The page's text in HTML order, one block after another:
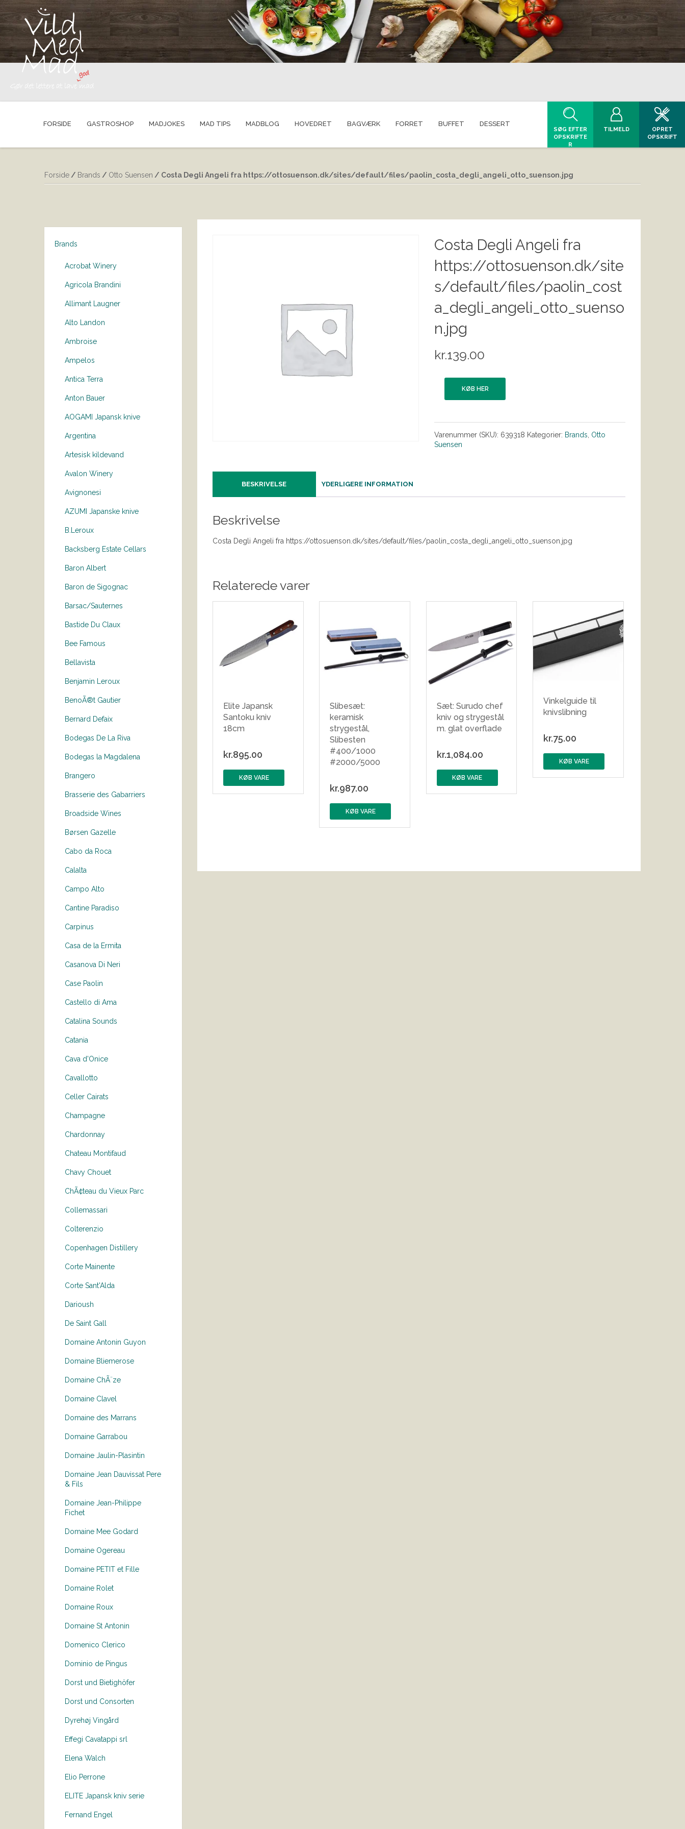
FORSIDE GASTROSHOP MADJOKES MAD TIPS MADBLOG HOVEDRET BAGVÆRK FORRET BUFFET DESSERT
SØG EFTER
OPSKRIFTE
R
TILMELD
OPRET
OPSKRIFT
Forside / Brands / Otto Suensen / Costa Degli Angeli fra https://ottosuenson.dk/sites/default/files/paolin_costa_degli_angeli_otto_suenson.jpg
Brands
Acrobat Winery
Agricola Brandini
Allimant Laugner
Alto Landon
Ambroise
Ampelos
Antica Terra
Anton Bauer
AOGAMI Japansk knive
Argentina
Artesisk kildevand
Avalon Winery
Avignonesi
AZUMI Japanske knive
B.Leroux
Backsberg Estate Cellars
Baron Albert
Baron de Sigognac
Barsac/Sauternes
Bastide Du Claux
Bee Famous
Bellavista
Benjamin Leroux
BenoÃ®t Gautier
Bernard Defaix
Bodegas De La Riva
Bodegas la Magdalena
Brangero
Brasserie des Gabarriers
Broadside Wines
Børsen Gazelle
Cabo da Roca
Calalta
Campo Alto
Cantine Paradiso
Carpinus
Casa de la Ermita
Casanova Di Neri
Case Paolin
Castello di Ama
Catalina Sounds
Catania
Cava d'Onice
Cavallotto
Celler Cairats
Champagne
Chardonnay
Chateau Montifaud
Chavy Chouet
ChÃ¢teau du Vieux Parc
Collemassari
Colterenzio
Copenhagen Distillery
Corte Mainente
Corte Sant'Alda
Darioush
De Saint Gall
Domaine Antonin Guyon
Domaine Bliemerose
Domaine ChÃ¨ze
Domaine Clavel
Domaine des Marrans
Domaine Garrabou
Domaine Jaulin-Plasintin
Domaine Jean Dauvissat Pere
& Fils
Domaine Jean-Philippe
Fichet
Domaine Mee Godard
Domaine Ogereau
Domaine PETIT et Fille
Domaine Rolet
Domaine Roux
Domaine St Antonin
Domenico Clerico
Dominio de Pingus
Dorst und Bietighöfer
Dorst und Consorten
Dyrehøj Vingård
Effegi Cavatappi srl
Elena Walch
Elio Perrone
ELITE Japansk kniv serie
Fernand Engel
Costa Degli Angeli fra
https://ottosuenson.dk/site
s/default/files/paolin_cost
a_degli_angeli_otto_suenso
n.jpg
kr.139.00
KØB HER
Varenummer (SKU): 639318 Kategorier: Brands Otto
Suensen
BESKRIVELSE YDERLIGERE INFORMATION
Beskrivelse
Costa Degli Angeli fra https://ottosuenson.dk/sites/default/files/paolin_costa_degli_angeli_otto_suenson.jpg
Relaterede varer
Elite Japansk
Santoku kniv
18cm
kr.895.00
KØB VARE
Slibesæt:
keramisk
strygestål,
Slibesten
#400/1000
#2000/5000
kr.987.00
KØB VARE
Sæt: Surudo chef
kniv og strygestål
m. glat overflade
kr.1,084.00
KØB VARE
Vinkelguide til
knivslibning
kr.75.00
KØB VARE